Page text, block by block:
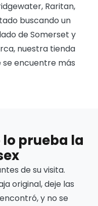
Raritan,
buscando un
de Somerset y
nuestra tienda
encuentre más
prueba la
de su visita.
original, deje las
y no se